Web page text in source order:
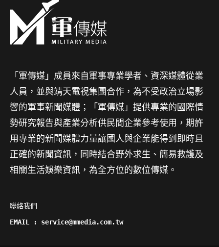
「軍傳媒」成員來自軍事專業學者、資深媒體從業
人員，並與靖天電視集團合作，為不受政治立場影
響的軍事新聞媒體；「軍傳媒」提供專業的國際情
勢研究報告與產業分析供民間企業參考使用，期許
用專業的新聞媒體力量讓國人與企業能得到即時且
正確的新聞資訊，同時結合野外求生、簡易救護及
相關生活娛樂資訊，為全方位的數位傳媒。
聯絡我們
EMAIL : service@mmedia.com.tw